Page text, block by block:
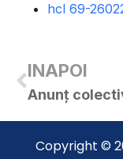
hcl 69-
INAPOI
Copyright ©